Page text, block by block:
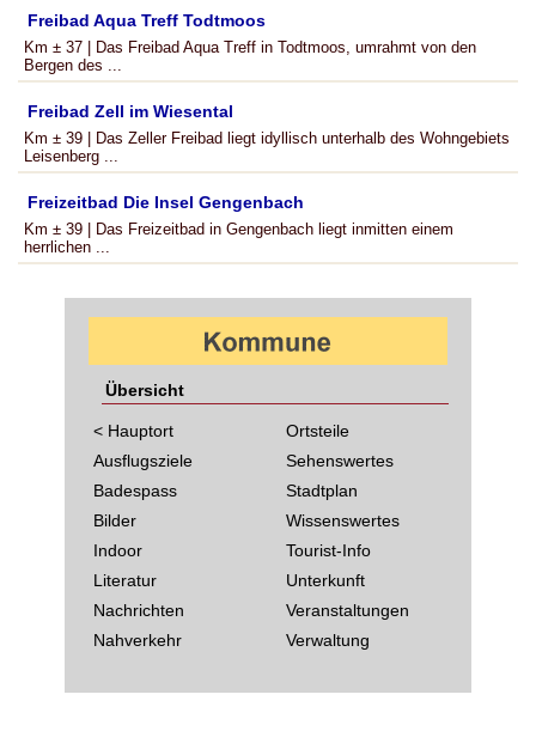
Freibad Aqua Treff Todtmoos
Km ± 37 | Das Freibad Aqua Treff in Todtmoos, umrahmt von den
Bergen des ...
Freibad Zell im Wiesental
Km ± 39 | Das Zeller Freibad liegt idyllisch unterhalb des Wohngebiets
Leisenberg ...
Freizeitbad Die Insel Gengenbach
Km ± 39 | Das Freizeitbad in Gengenbach liegt inmitten einem
herrlichen ...
Übersicht
< Hauptort
Ausflugsziele
Badespass
Bilder
Indoor
Literatur
Nachrichten
Nahverkehr
Ortsteile
Sehenswertes
Stadtplan
Wissenswertes
Tourist-Info
Unterkunft
Veranstaltungen
Verwaltung